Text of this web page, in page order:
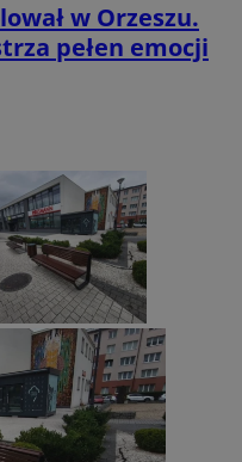
w Orzeszu.
pełen emocji